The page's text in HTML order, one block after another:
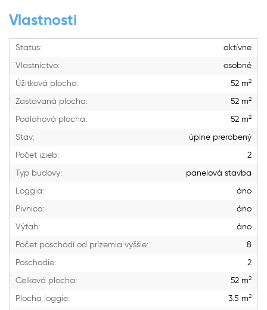
Vlastnosti
Status:
aktívne
Vlastníctvo:
osobné
Úžitková plocha:
52 m2
Zastavaná plocha: 52 m2
Podlahová plocha: 52 m2
Stav:
úplne prerobený
Počet izieb:
2
Typ budovy:
panelová stavba
Loggia:
áno
Pivnica:
áno
Výťah:
áno
Počet poschodí od prízemia vyššie:
8
Poschodie:
2
Celková plocha:
52 m2
Plocha loggie: 3.5 m2